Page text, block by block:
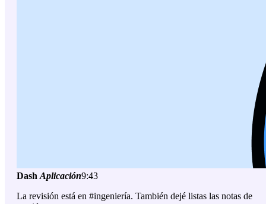
Dash Aplicación9:43
La revisión está en #ingeniería. También dejé listas las notas de